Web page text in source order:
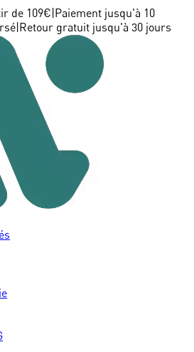
de 109€ Paiement jusqu'à 10
Retour gratuit jusqu'à 30 jours